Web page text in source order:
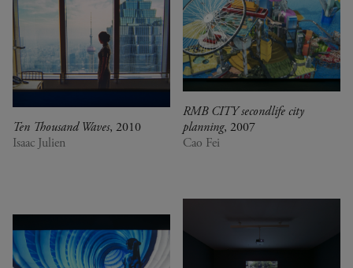
Ten Thousand Waves, 2010
Isaac Julien
RMB CITY secondlife city
planning, 2007
Cao Fei